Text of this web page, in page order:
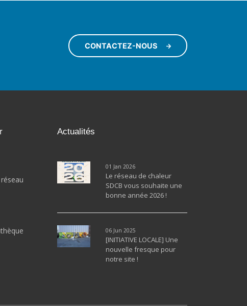
CONTACTEZ-NOUS
Actualités
01 Jan 2026
Le réseau de chaleur
SDCB vous souhaite une
bonne année 2026 !
06 Jun 2025
[INITIATIVE LOCALE] Une
nouvelle fresque pour
notre site !